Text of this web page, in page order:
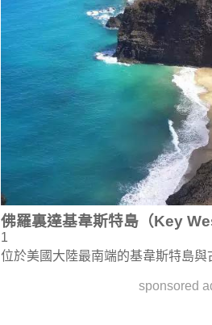
佛羅裏達基韋斯特島（Key
1
位於美國大陸最南端的基韋斯特島與
sponsored